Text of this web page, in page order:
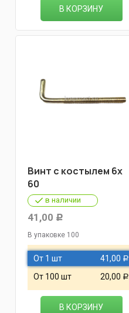
В КОРЗИНУ
Винт с костылем 6х
60
в наличии
41,00 Р
В упаковке 100
От 1 шт 41,00 Р
От 100 шт 20,00 Р
В КОРЗИНУ